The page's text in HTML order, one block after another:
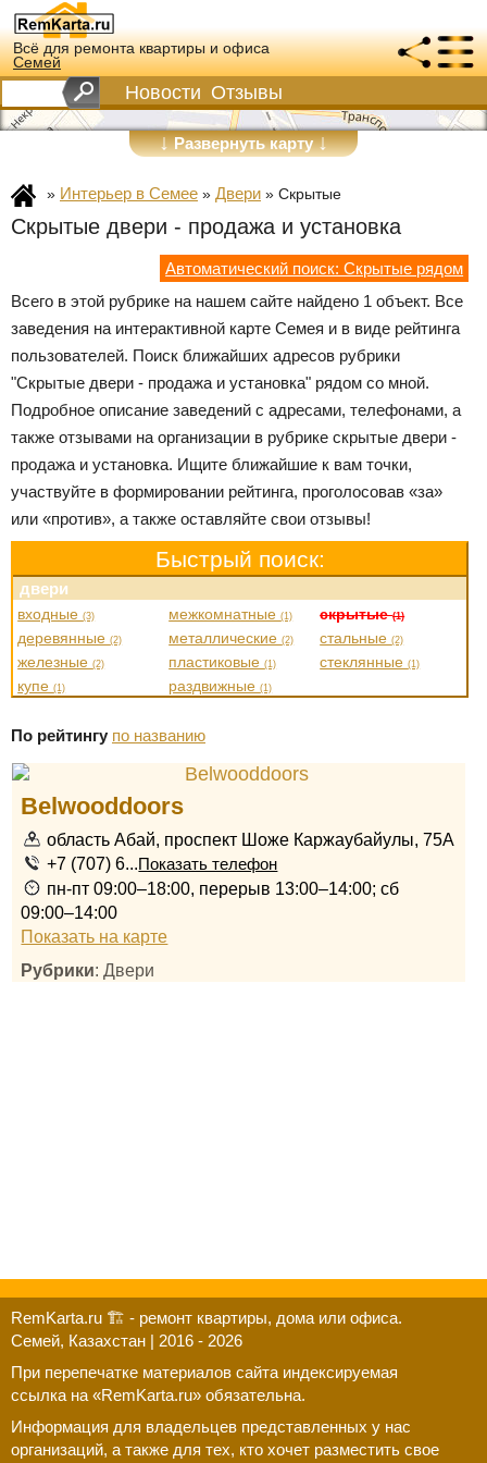
Всё для ремонта квартиры и офиса
Семей
Новости Отзывы
↓Развернуть карту↓
» Интерьер в Семее » Двери » Скрытые
Скрытые двери - продажа и установка
Автоматический поиск: Скрытые рядом
Всего в этой рубрике на нашем сайте найдено 1 объект. Все
заведения на интерактивной карте Семея и в виде рейтинга
пользователей. Поиск ближайших адресов рубрики
"Скрытые двери - продажа и установка" рядом со мной.
Подробное описание заведений с адресами, телефонами, а
также отзывами на организации в рубрике скрытые двери -
продажа и установка. Ищите ближайшие к вам точки,
участвуйте в формировании рейтинга, проголосовав «за»
или «против», а также оставляйте свои отзывы!
Быстрый поиск:
двери
входные(3)
деревянные(2)
железные(2)
купе(1)
межкомнатные(1)
металлические(2)
пластиковые(1)
раздвижные(1)
скрытые(1)
стальные(2)
стеклянные(1)
По рейтингу по названию
Belwooddoors
область Абай, проспект Шоже Каржаубайулы, 75A
+7 (707) 6...Показать телефон
пн-пт 09:00–18:00, перерыв 13:00–14:00; сб
09:00–14:00
Показать на карте
Рубрики: Двери
RemKarta.ru 🏗️ - ремонт квартиры, дома или офиса.
Семей, Казахстан | 2016 - 2026
При перепечатке материалов сайта индексируемая
ссылка на «RemKarta.ru» обязательна.
Информация для владельцев представленных у нас
организаций, а также для тех, кто хочет разместить свое